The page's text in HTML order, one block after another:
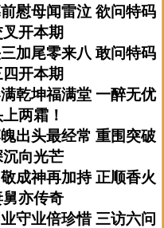
慰母闻雷泣 欲问特码
开本期
加尾零来八 敢问特码
开本期
乾坤福满堂 一醉无优
两霜！
出头最经常 重围突破
向光芒
成神再加持 正顺香火
亦传奇
守业倍珍惜 三访六问